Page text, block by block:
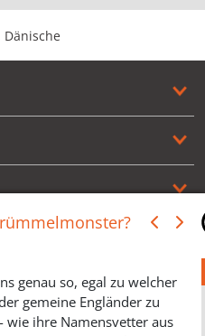
Dänische
genau so, egal zu welcher
gemeine Engländer zu
wie ihre Namensvetter aus